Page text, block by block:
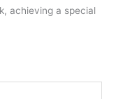
achieving a special